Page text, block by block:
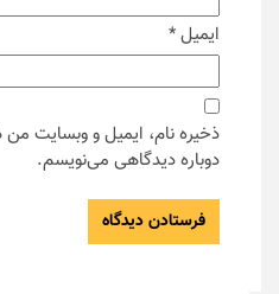
ایمیل*
ذخیره نام، ایمیل و وبسایت من
دوباره دیدگاهی می‌نویسم.